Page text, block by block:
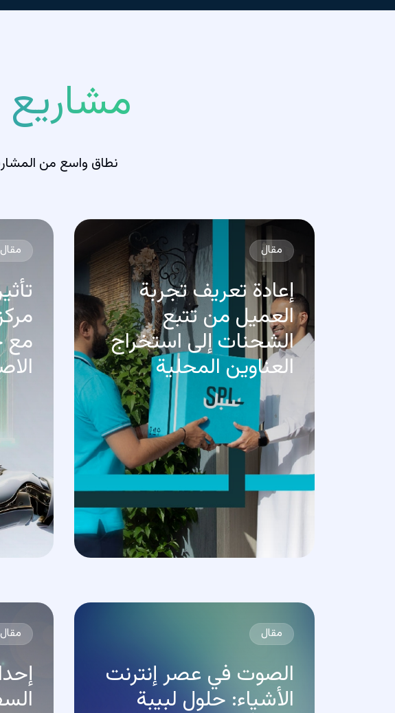
مشاريع
نطاق واسع من
مقال
إعادة تعريف تجربة
العميل من تتبع
الشحنات إلى استخراج
العناوين المحلية
مقال
مع
مقال
الصوت في عصر إنترنت
الأشياء: حلول لبيبة
مقال